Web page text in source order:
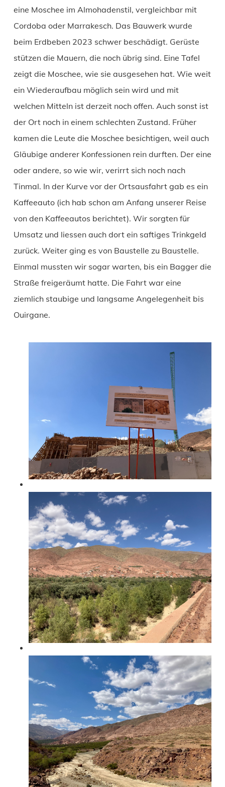
eine Moschee im Almohadenstil, vergleichbar mit
Cordoba oder Marrakesch. Das Bauwerk wurde
beim Erdbeben 2023 schwer beschädigt. Gerüste
stützen die Mauern, die noch übrig sind. Eine Tafel
zeigt die Moschee, wie sie ausgesehen hat. Wie weit
ein Wiederaufbau möglich sein wird und mit
welchen Mitteln ist derzeit noch offen. Auch sonst ist
der Ort noch in einem schlechten Zustand. Früher
kamen die Leute die Moschee besichtigen, weil auch
Gläubige anderer Konfessionen rein durften. Der eine
oder andere, so wie wir, verirrt sich noch nach
Tinmal. In der Kurve vor der Ortsausfahrt gab es ein
Kaffeeauto (ich hab schon am Anfang unserer Reise
von den Kaffeeautos berichtet). Wir sorgten für
Umsatz und liessen auch dort ein saftiges Trinkgeld
zurück. Weiter ging es von Baustelle zu Baustelle.
Einmal mussten wir sogar warten, bis ein Bagger die
Straße freigeräumt hatte. Die Fahrt war eine
ziemlich staubige und langsame Angelegenheit bis
Ouirgane.